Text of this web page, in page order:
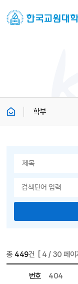
학부
총 449건 [ 4 / 30 페이
번호
404